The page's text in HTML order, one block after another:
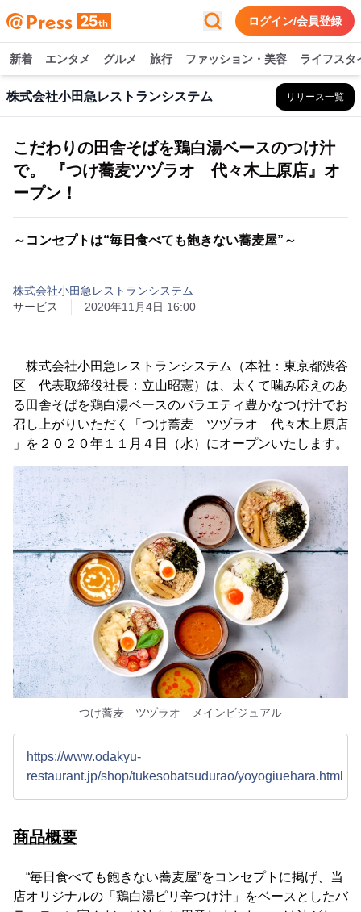
ログイン/会員登録
新着 エンタメ グルメ 旅行 ファッション・美容 ライフスタ
株式会社小田急レストランシステム リリース一覧
こだわりの田舎そばを鶏白湯ベースのつけ汁
で。 『つけ蕎麦ツヅラオ 代々木上原店』オ
ープン！
～コンセプトは“毎日食べても飽きない蕎麦屋”～
株式会社小田急レストランシステム
サービス
2020年11月4日 16:00
株式会社小田急レストランシステム（本社：東京都渋谷
区 代表取締役社長：立山昭憲）は、太くて噛み応えのあ
る田舎そばを鶏白湯ベースのバラエティ豊かなつけ汁でお
召し上がりいただく「つけ蕎麦 ツヅラオ 代々木上原店
」を２０２０年１１月４日（水）にオープンいたします。
つけ蕎麦 ツヅラオ メインビジュアル
https://www.odakyu-
restaurant.jp/shop/tukesobatsudurao/yoyogiuehara.html
商品概要
“毎日食べても飽きない蕎麦屋”をコンセプトに掲げ、当
店オリジナルの「鶏白湯ピリ辛つけ汁」をベースとしたバ